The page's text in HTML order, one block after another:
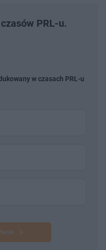
PRL-u.
w czasach PRL-u